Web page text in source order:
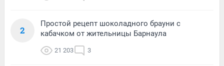
2
Простой рецепт шоколадного брауни с
кабачком от жительницы Барнаула
21 203 3